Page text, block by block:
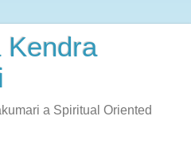
Kendra
a Spiritual Oriented